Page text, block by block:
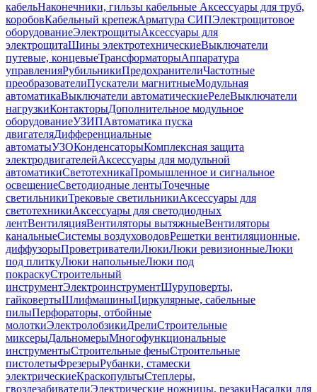
кабельНаконечники, гильзы кабельные Аксессуары для труб,
коробовКабельный крепежАрматура СИПЭлектрощитовое
оборудованиеЭлектрощитыАксессуары для
электрощитаШины электротехническиеВыключатели
путевые, концевыеТрансформаторыАппаратура
управленияРубильникиПредохранителиЧастотные
преобразователиПускатели магнитныеМодульная
автоматикаВыключатели автоматическиеРелеВыключатели
нагрузкиКонтакторыДополнительное модульное
оборудованиеУЗИПАвтоматика пуска
двигателяДифференциальные
автоматыУЗОКонденсаторыКомплексная защита
электродвигателейАксессуары для модульной
автоматикиСветотехникаПромышленное и сигнальное
освещениеСветодиодные лентыТочечные
светильникиТрековые светильникиАксессуары для
светотехникиАксессуары для светодиодных
лентВентиляцияВентиляторы вытяжныеВентиляторы
канальныеСистемы воздуховодовРешетки вентиляционные,
диффузорыПроветривателиЛюкиЛюки ревизионныеЛюки
под плиткуЛюки напольныеЛюки под
покраскуСтроительный
инструментЭлектроинструментШуруповерты,
гайковертыШлифмашиныЦиркулярные, сабельные
пилыПерфораторы, отбойные
молоткиЭлектролобзикиДрелиСтроительные
миксерыДальномерыМногофункциональные
инструментыСтроительные феныСтроительные
пистолетыФрезерыРубанки, стамески
электрическиеКраскопультыСтеплеры,
гвоздезабивателиЭлектрические ножницы, резакиНасадки для